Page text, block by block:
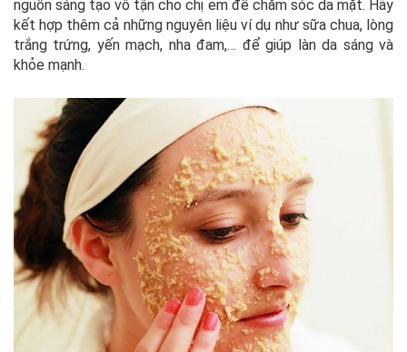
nguồn sáng tạo vô tận cho chị em để chăm sóc da mặt. Hãy
kết hợp thêm cả những nguyên liệu ví dụ như sữa chua, lòng
trắng trứng, yến mạch, nha đam,… để giúp làn da sáng và
khỏe mạnh.